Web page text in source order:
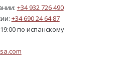
+34 932 726 490
+34 690 24 64 87
по испанскому